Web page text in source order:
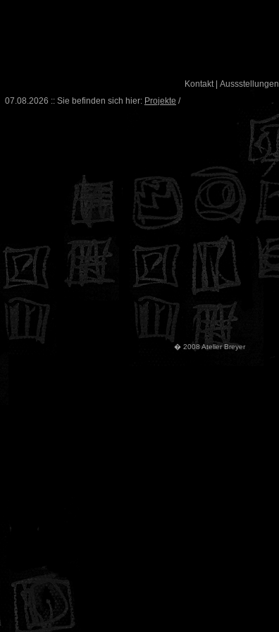
Kontakt| Aussstellungen
07.08.2026 :: Sie befinden sich hier: Projekte /
� 2008 Atelier Breyer